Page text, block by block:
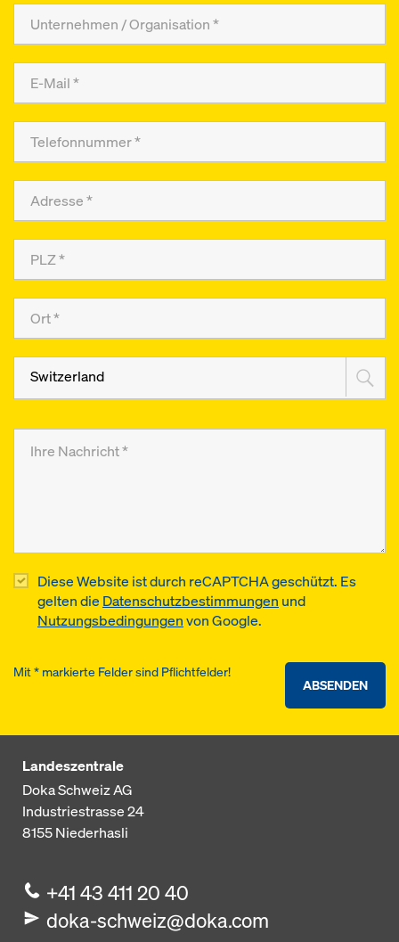
Switzerland
Diese Website ist durch reCAPTCHA geschützt. Es
gelten die Datenschutzbestimmungen und
Nutzungsbedingungenvon Google.
ABSENDEN
Mit * markierte Felder sind Pflichtfelder!
Landeszentrale
Doka Schweiz AG
Industriestrasse 24
8155Niederhasli
+41 43 411 20 40
doka-schweiz@doka.com